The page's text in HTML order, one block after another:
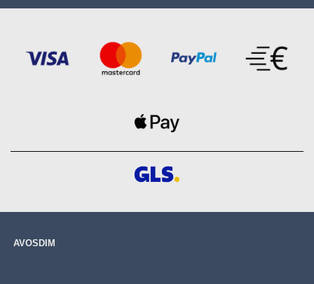
AVOSDIM